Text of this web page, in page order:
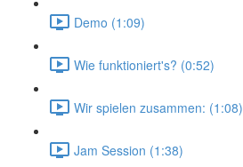
Demo (1:09)
Wie funktioniert's? (0:52)
Wir spielen zusammen: (1:08)
Jam Session (1:38)